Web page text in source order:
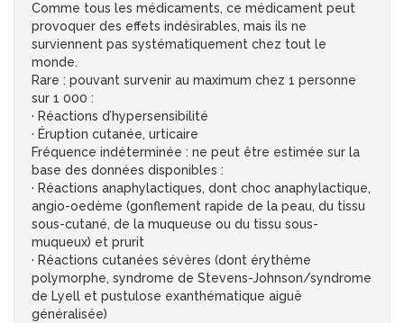
Comme tous les médicaments, ce médicament peut
provoquer des effets indésirables, mais ils ne
surviennent pas systématiquement chez tout le
monde.
Rare : pouvant survenir au maximum chez 1 personne
sur 1 000 :
· Réactions d’hypersensibilité
· Éruption cutanée, urticaire
Fréquence indéterminée : ne peut être estimée sur la
base des données disponibles :
· Réactions anaphylactiques, dont choc anaphylactique,
angio-oedème (gonflement rapide de la peau, du tissu
sous-cutané, de la muqueuse ou du tissu sous-
muqueux) et prurit
· Réactions cutanées sévères (dont érythème
polymorphe, syndrome de Stevens-Johnson/syndrome
de Lyell et pustulose exanthématique aiguë
généralisée)